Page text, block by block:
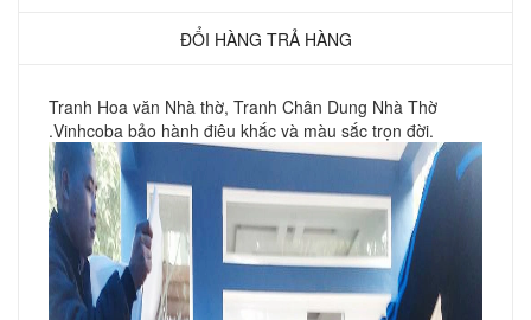
ĐỔI HÀNG TRẢ HÀNG
Tranh Hoa văn Nhà thờ, Tranh Chân Dung Nhà Thờ
.Vinhcoba bảo hành điêu khắc và màu sắc trọn đời.